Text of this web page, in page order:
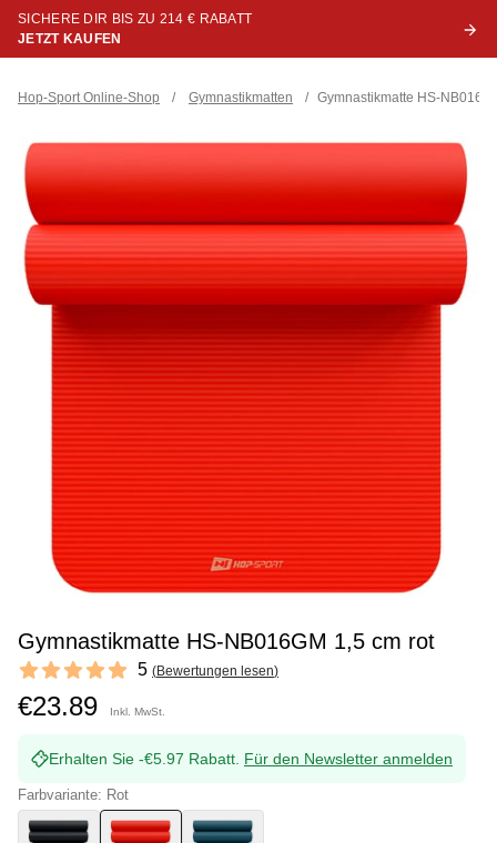
SICHERE DIR BIS ZU 214 € RABATT
JETZT KAUFEN
Hop-Sport Online-Shop / Gymnastikmatten / Gymnastikmatte HS-
Gymnastikmatte HS-NB016GM 1,5 cm rot
Reviews
5 out of 5 stars 5 (Bewertungen lesen)
€23.89 Inkl. MwSt.
Erhalten Sie -€5.97 Rabatt. Für den Newsletter anmelden
Farbvariante: Rot